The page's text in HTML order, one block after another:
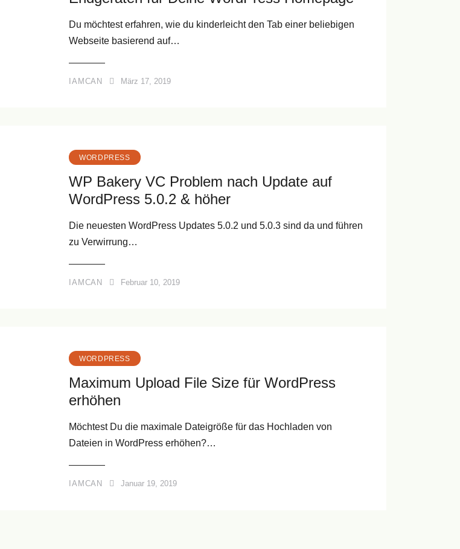
Du möchtest erfahren, wie du kinderleicht den Tab einer beliebigen
Webseite basierend auf…
IAMCAN März 17, 2019
WORDPRESS
WP Bakery VC Problem nach Update auf
WordPress 5.0.2 & höher
Die neuesten WordPress Updates 5.0.2 und 5.0.3 sind da und führen
zu Verwirrung…
IAMCAN Februar 10, 2019
WORDPRESS
Maximum Upload File Size für WordPress
erhöhen
Möchtest Du die maximale Dateigröße für das Hochladen von
Dateien in WordPress erhöhen?…
IAMCAN Januar 19, 2019